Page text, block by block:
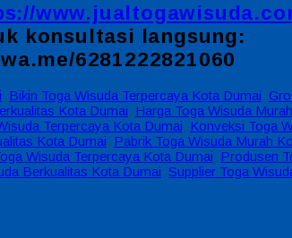
konsultasi langsung:
6281222821060
, Bikin Toga Wisuda Terpercaya Kota Dumai,
Kota Dumai, Harga Toga Wisuda
Terpercaya Kota Dumai, Konveksi Toga
Kota Dumai, Pabrik Toga Wisuda Murah
Wisuda Terpercaya Kota Dumai, Produsen
Berkualitas Kota Dumai, Supplier Toga